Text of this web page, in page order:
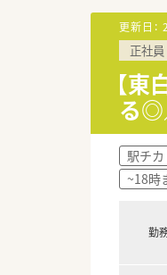
更新日：
正社員
【
る◎
駅チカ
~18時
勤